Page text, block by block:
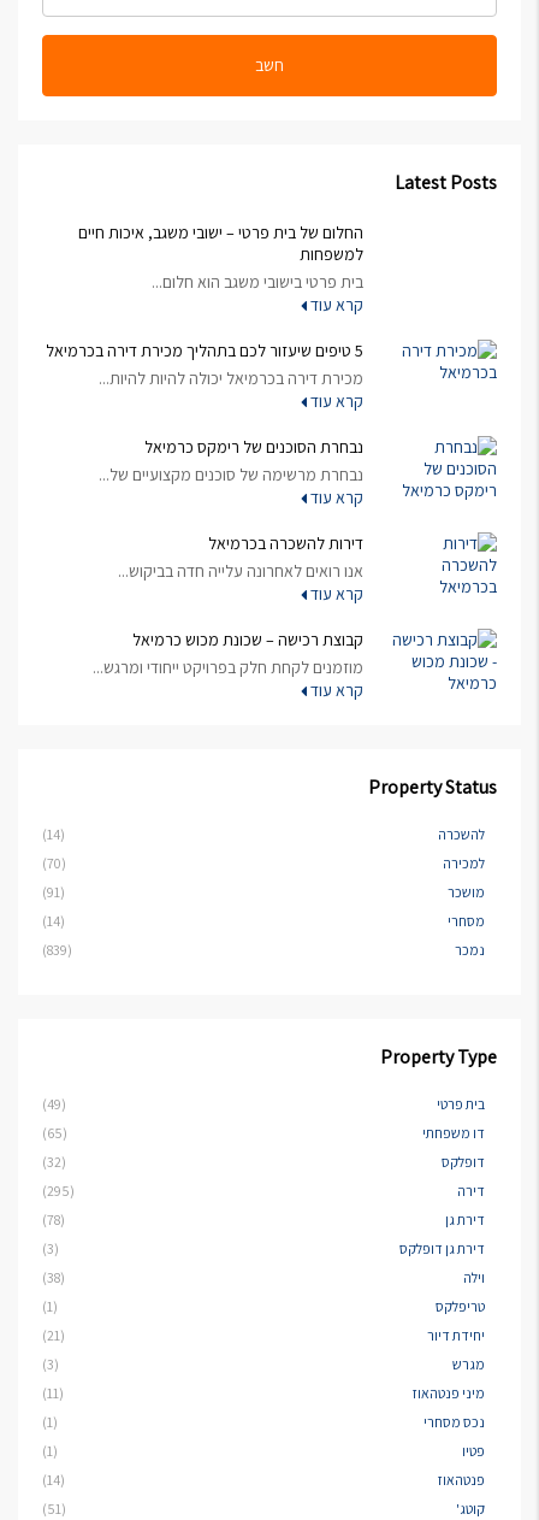
חשב
Latest Posts
החלום של בית פרטי – ישובי משגב, איכות חיים
למשפחות
בית פרטי בישובי משגב הוא חלום...
קרא עוד
5 טיפים שיעזור לכם בתהליך מכירת דירה בכרמיאל
מכירת דירה בכרמיאל יכולה להיות להיות...
קרא עוד
נבחרת הסוכנים של רימקס כרמיאל
נבחרת מרשימה של סוכנים מקצועיים של...
קרא עוד
דירות להשכרה בכרמיאל
אנו רואים לאחרונה עלייה חדה בביקוש...
קרא עוד
קבוצת רכישה – שכונת מכוש כרמיאל
מוזמנים לקחת חלק בפרויקט ייחודי ומרגש...
קרא עוד
Property Status
להשכרה
(14)
למכירה
(70)
מושכר
(91)
מסחרי
(14)
נמכר
(839)
Property Type
בית פרטי
(49)
דו משפחתי
(65)
דופלקס
(32)
דירה
(295)
דירת גן
(78)
דירת גן דופלקס
(3)
וילה
(38)
טריפלקס
(1)
יחידת דיור
(21)
מגרש
(3)
מיני פנטהאוז
(11)
נכס מסחרי
(1)
פטיו
(1)
פנטהאוז
(14)
קוטג'
(51)